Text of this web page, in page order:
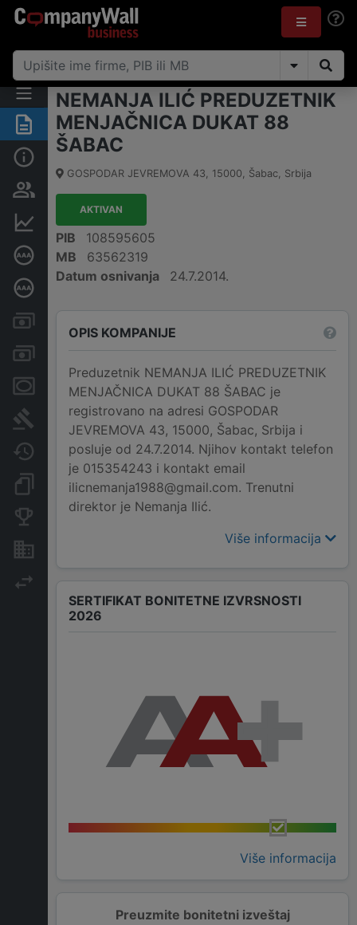
Rezime
Finansijski podaci
Sertifikat bonitetne izvrsnosti
Dubinska bonitetna ocena
Računi i blokade
Menice i zaloge
Sudski sporovi
Javne nabavke
Dokumenti i objave
Konkurentske kompanije
Izvoz
NEMANJA ILIĆ PREDUZETNIK
MENJAČNICA DUKAT 88
ŠABAC
GOSPODAR JEVREMOVA 43, 15000, Šabac, Srbija
AKTIVAN
PIB
108595605
MB
63562319
Datum osnivanja
24.7.2014.
OPIS KOMPANIJE
Preduzetnik NEMANJA ILIĆ PREDUZETNIK
MENJAČNICA DUKAT 88 ŠABAC je
registrovano na adresi GOSPODAR
JEVREMOVA 43, 15000, Šabac, Srbija i
posluje od 24.7.2014. Njihov kontakt telefon
je 015354243 i kontakt email
ilicnemanja1988@gmail.com. Trenutni
direktor je Nemanja Ilić.
Više informacija
SERTIFIKAT BONITETNE IZVRSNOSTI
2026
Više informacija
Preuzmite bonitetni izveštaj